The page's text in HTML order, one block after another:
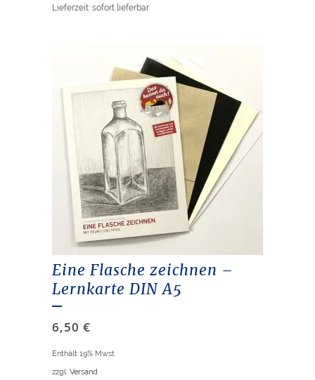
Lieferzeit: sofort lieferbar
Eine Flasche zeichnen –
Lernkarte DIN A5
6,50 €
Enthält 19% Mwst
zzgl. Versand